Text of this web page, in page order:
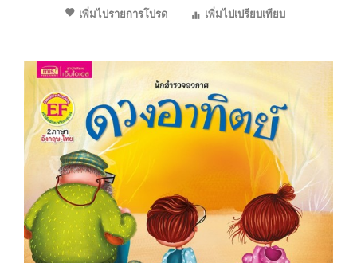
เพิ่มไปรายการโปรด
เพิ่มไปเปรียบเทียบ